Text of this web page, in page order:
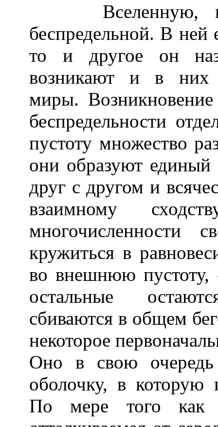
Вселенную, как
беспредельной. В ней
то и другое он
возникают и в них
миры.
беспредельности
пустоту множество
они образуют единый
друг с другом и
взаимному
кружиться в
во внешнюю пустоту,
остальные
сбиваются в общем
некоторое
Оно в свою
оболочку, в которую
По мере того как